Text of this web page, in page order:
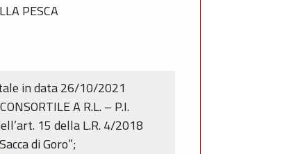
PESCA
in data 26/10/2021
A R.L. – P.I.
15 della L.R. 4/2018
di Goro”;